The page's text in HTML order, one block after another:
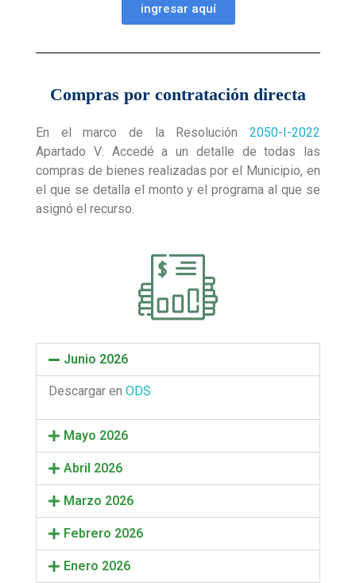
ingresar aquí
Compras por contratación directa
En el marco de la Resolución 2050-I-2022
Apartado V: Accedé a un detalle de todas las
compras de bienes realizadas por el Municipio, en
el que se detalla el monto y el programa al que se
asignó el recurso.
Junio 2026
Descargar en ODS
Mayo 2026
Abril 2026
Marzo 2026
Febrero 2026
Enero 2026